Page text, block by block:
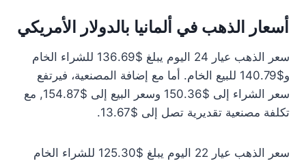
أسعار الذهب في ألمانيا بالدولار الأمريكي
سعر الذهب عيار 24 اليوم يبلغ $136.69 للشراء الخام
و$140.79 للبيع الخام. أما مع إضافة المصنعية، فيرتفع
سعر الشراء إلى $150.36 وسعر البيع إلى $154.87, مع
تكلفة مصنعية تقديرية تصل إلى $13.67.
سعر الذهب عيار 22 اليوم يبلغ $125.30 للشراء الخام